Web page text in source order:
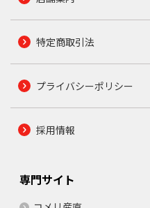
特定商取引法
プライバシーポリシー
採用情報
専門サイト